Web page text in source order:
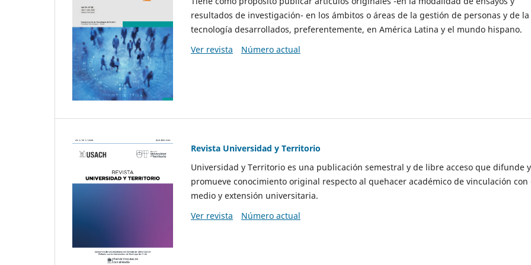
resultados de investigación- en los ámbitos o áreas de la gestión de personas y de la
tecnología desarrollados, preferentemente, en América Latina y el mundo hispano.
Ver revista
Número actual
Revista Universidad y Territorio
Universidad y Territorio es una publicación semestral y de libre acceso que difunde y
promueve conocimiento original respecto al quehacer académico de vinculación con
medio y extensión universitaria.
Ver revista
Número actual